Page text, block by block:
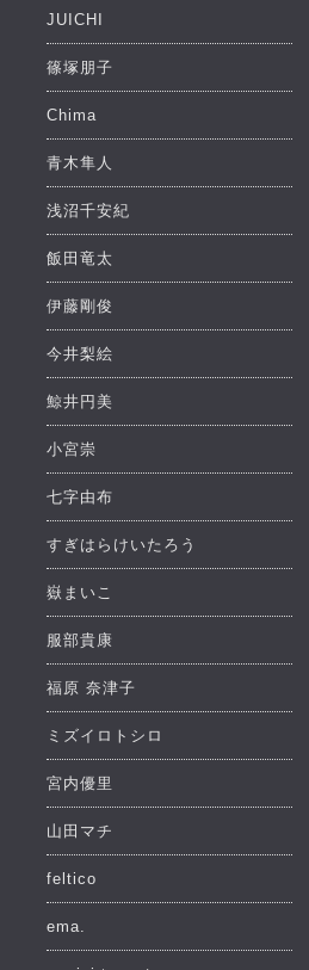
JUICHI
篠塚朋子
Chima
青木隼人
浅沼千安紀
飯田竜太
伊藤剛俊
今井梨絵
鯨井円美
小宮崇
七字由布
すぎはらけいたろう
嶽まいこ
服部貴康
福原 奈津子
ミズイロトシロ
宮内優里
山田マチ
feltico
ema.